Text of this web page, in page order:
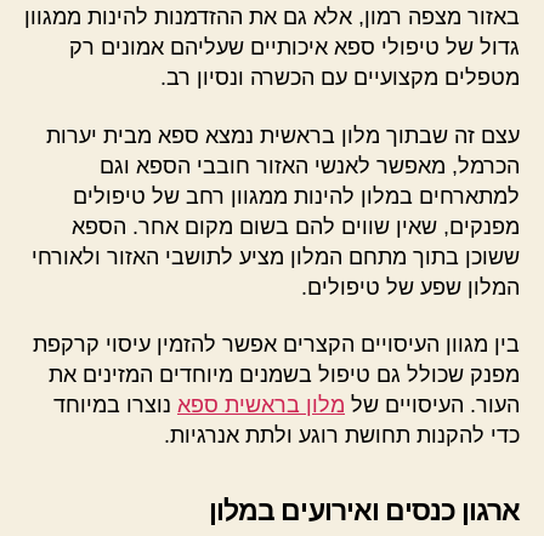
באזור מצפה רמון, אלא גם את ההזדמנות להינות ממגוון
גדול של טיפולי ספא איכותיים שעליהם אמונים רק
מטפלים מקצועיים עם הכשרה ונסיון רב.
עצם זה שבתוך מלון בראשית נמצא ספא מבית יערות
הכרמל, מאפשר לאנשי האזור חובבי הספא וגם
למתארחים במלון להינות ממגוון רחב של טיפולים
מפנקים, שאין שווים להם בשום מקום אחר. הספא
ששוכן בתוך מתחם המלון מציע לתושבי האזור ולאורחי
המלון שפע של טיפולים.
בין מגוון העיסויים הקצרים אפשר להזמין עיסוי קרקפת
מפנק שכולל גם טיפול בשמנים מיוחדים המזינים את
העור. העיסויים של מלון בראשית ספא נוצרו במיוחד
כדי להקנות תחושת רוגע ולתת אנרגיות.
ארגון כנסים ואירועים במלון